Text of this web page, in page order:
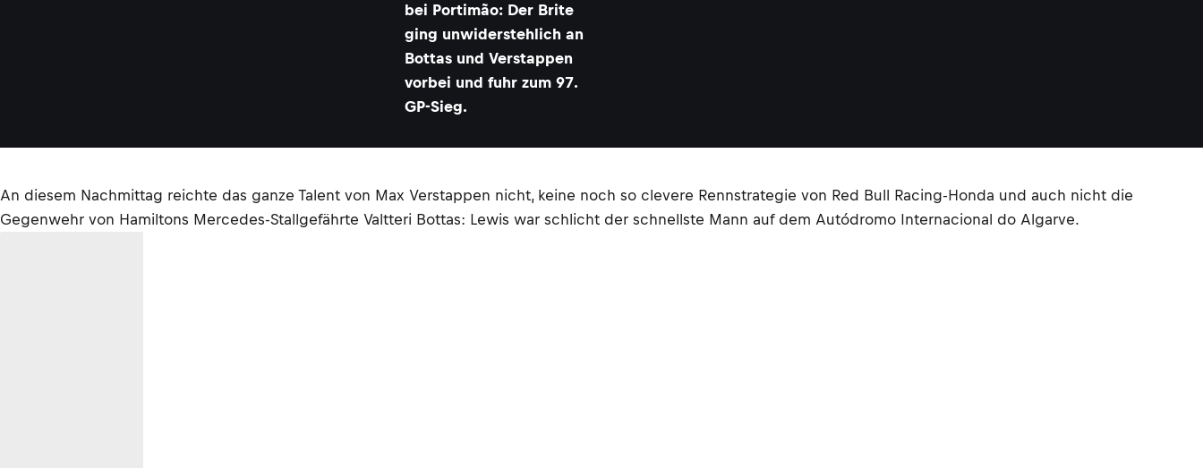
bei Portimão: Der Brite
ging unwiderstehlich an
Bottas und Verstappen
vorbei und fuhr zum 97.
GP-Sieg.
An diesem Nachmittag reichte das ganze Talent von Max Verstappen nicht, keine noch so clevere Rennstrategie von Red Bull Racing-Honda und auch nicht die
Gegenwehr von Hamiltons Mercedes-Stallgefährte Valtteri Bottas: Lewis war schlicht der schnellste Mann auf dem Autódromo Internacional do Algarve.